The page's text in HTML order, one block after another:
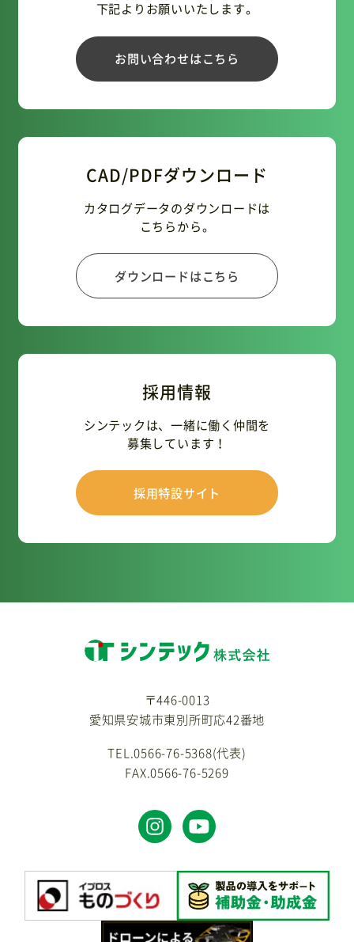
下記よりお願いいたします。
お問い合わせはこちら
CAD/PDFダウンロード
カタログデータのダウンロードは
こちらから。
ダウンロードはこちら
採用情報
シンテックは、一緒に働く仲間を
募集しています！
採用特設サイト
〒446-0013
愛知県安城市東別所町応42番地
TEL.0566-76-5368(代表)
FAX.0566-76-5269